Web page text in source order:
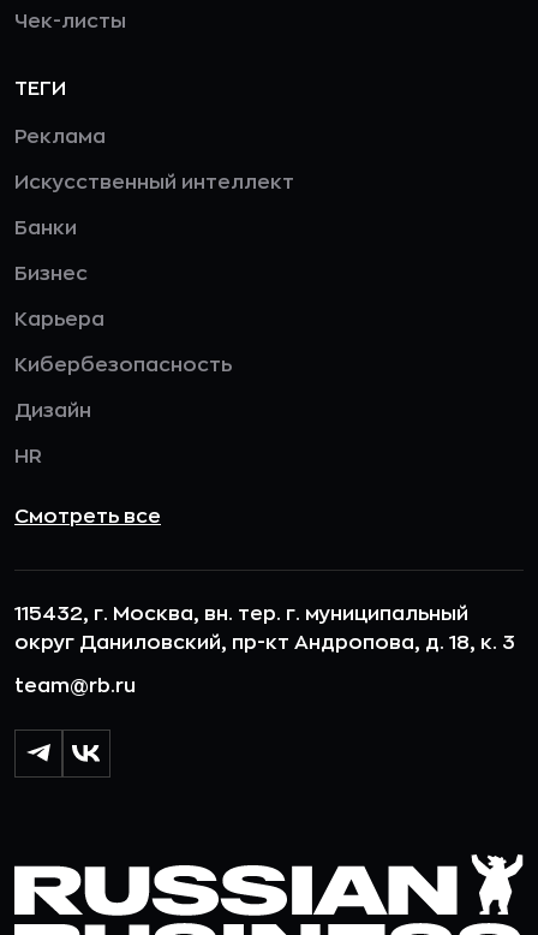
Чек-листы
ТЕГИ
Реклама
Искусственный интеллект
Банки
Бизнес
Карьера
Кибербезопасность
Дизайн
HR
Смотреть все
115432, г. Москва, вн. тер. г. муниципальный
округ Даниловский, пр-кт Андропова, д. 18, к. 3
team@rb.ru